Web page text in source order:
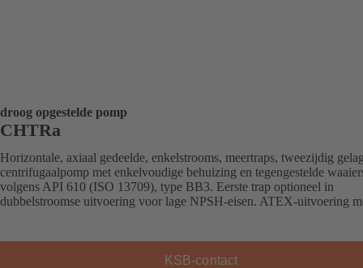
droog opgestelde pomp
CHTRa
Horizontale, axiaal gedeelde, enkelstrooms, meertraps, tweezijdig
centrifugaalpomp met enkelvoudige behuizing en tegengestelde
volgens API 610 (ISO 13709), type BB3. Eerste trap optioneel in
dubbelstroomse uitvoering voor lage NPSH-eisen. ATEX-uitvoering
KSB-contact